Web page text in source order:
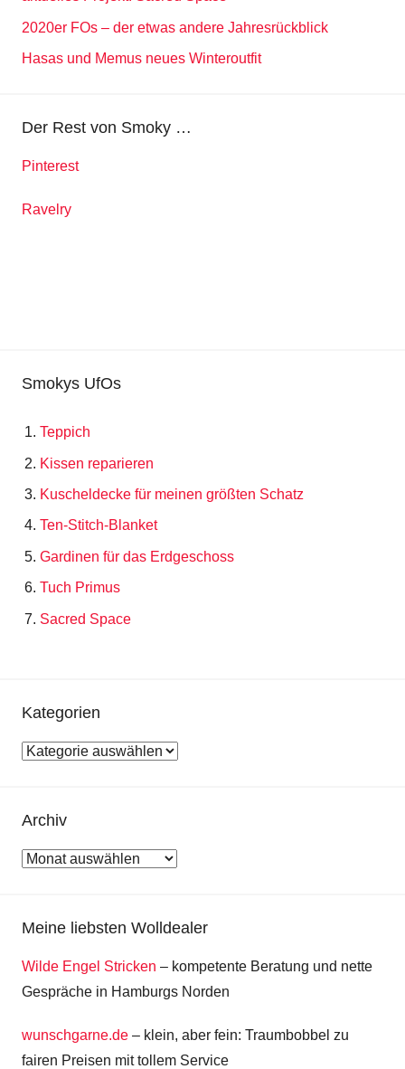
2020er FOs – der etwas andere Jahresrückblick
Hasas und Memus neues Winteroutfit
Der Rest von Smoky …
Pinterest
Ravelry
Smokys UfOs
Teppich
Kissen reparieren
Kuscheldecke für meinen größten Schatz
Ten-Stitch-Blanket
Gardinen für das Erdgeschoss
Tuch Primus
Sacred Space
Kategorien
Kategorien
Archiv
Archiv
Meine liebsten Wolldealer
Wilde Engel Stricken – kompetente Beratung und nette
Gespräche in Hamburgs Norden
wunschgarne.de – klein, aber fein: Traumbobbel zu
fairen Preisen mit tollem Service